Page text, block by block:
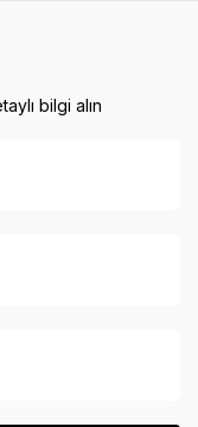
bilgi alın